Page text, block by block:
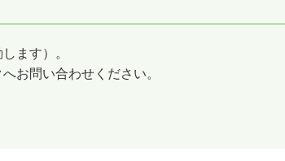
ます）。
お問い合わせください。